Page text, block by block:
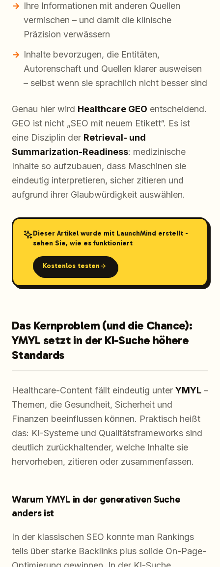
Ihre Informationen mit anderen Quellen
vermischen – und damit die klinische
Präzision verwässern
Inhalte bevorzugen, die Entitäten,
Autorenschaft und Quellen klarer ausweisen
– selbst wenn sie sprachlich nicht besser sind
Genau hier wird Healthcare GEO entscheidend.
GEO ist nicht „SEO mit neuem Etikett“. Es ist
eine Disziplin der Retrieval- und
Summarization-Readiness: medizinische
Inhalte so aufzubauen, dass Maschinen sie
eindeutig interpretieren, sicher zitieren und
aufgrund ihrer Glaubwürdigkeit auswählen.
Dieser Artikel wurde mit LaunchMind erstellt -
sehen Sie, wie es funktioniert
Kostenlos testen
Das Kernproblem (und die Chance):
YMYL setzt in der KI-Suche höhere
Standards
Healthcare-Content fällt eindeutig unter YMYL –
Themen, die Gesundheit, Sicherheit und
Finanzen beeinflussen können. Praktisch heißt
das: KI-Systeme und Qualitätsframeworks sind
deutlich zurückhaltender, welche Inhalte sie
hervorheben, zitieren oder zusammenfassen.
Warum YMYL in der generativen Suche
anders ist
In der klassischen SEO konnte man Rankings
teils über starke Backlinks plus solide On-Page-